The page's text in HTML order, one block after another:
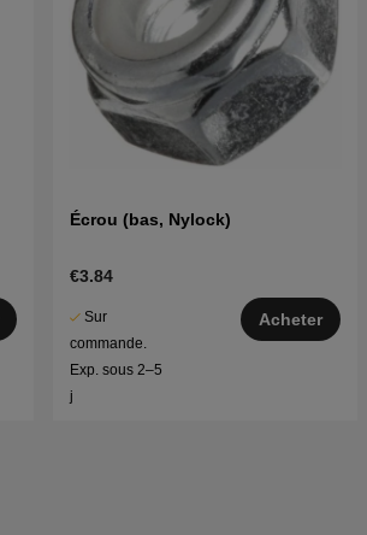
Écrou (bas, Nylock)
€3.84
Sur
commande.
Exp. sous 2–5
j
Acheter